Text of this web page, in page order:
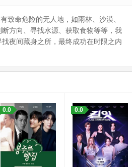
命危险的无人地，如雨林、沙漠、
方向、寻找水源、获取食物等等，我
夜间藏身之所，最终成功在时限之内
0.0 0.0